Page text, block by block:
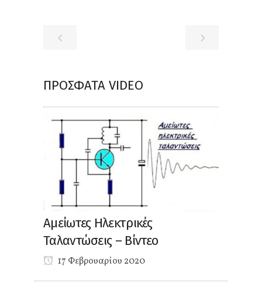
ΠΡΌΣΦΑΤΑ VIDEO
Αμείωτες Ηλεκτρικές
Ταλαντώσεις – Βίντεο
17 Φεβρουαρίου 2020